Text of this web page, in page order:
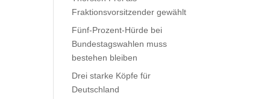
Fraktionsvorsitzender gewählt
Fünf-Prozent-Hürde bei
Bundestagswahlen muss
bestehen bleiben
Drei starke Köpfe für
Deutschland